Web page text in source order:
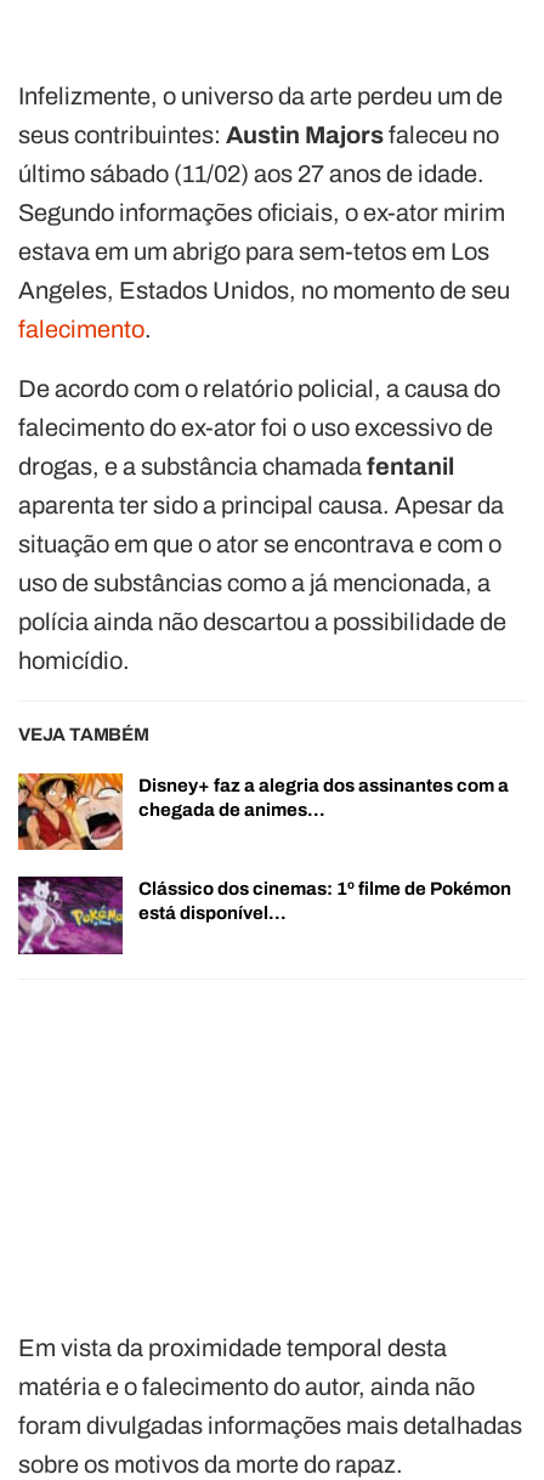
Infelizmente, o universo da arte perdeu um de
seus contribuintes: Austin Majorsfaleceu no
último sábado (11/02) aos 27 anos de idade.
Segundo informações oficiais, o ex-ator mirim
estava em um abrigo para sem-tetos em Los
Angeles, Estados Unidos, no momento de seu
falecimento.
De acordo com o relatório policial, a causa do
falecimento do ex-ator foi o uso excessivo de
drogas, e a substância chamadafentanil
aparenta ter sido a principal causa. Apesar da
situação em que o ator se encontrava e com o
uso de substâncias como a já mencionada, a
polícia ainda não descartou a possibilidade de
homicídio.
VEJA TAMBÉM
Disney+ faz a alegria dos assinantes com a
chegada de animes…
Clássico dos cinemas: 1º filme de Pokémon
está disponível…
Em vista da proximidade temporal desta
matéria e o falecimento do autor, ainda não
foram divulgadas informações mais detalhadas
sobre os motivos da morte do rapaz.